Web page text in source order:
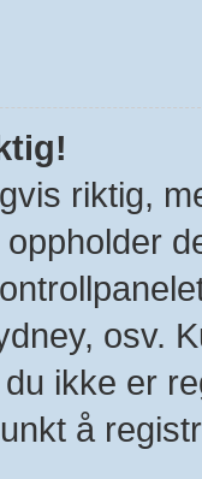
riktig,
osv.
ikke er
å